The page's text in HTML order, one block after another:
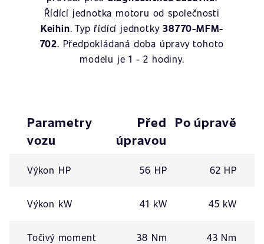
Řídící jednotka motoru od společnosti
Keihin. Typ řídící jednotky38770-MFM-
702. Předpokládaná doba úpravy tohoto
modelu je 1 - 2 hodiny.
Parametry
vozu
Před
úpravou
Po úpravě
Výkon HP 56 HP 62 HP
Výkon kW 41 kW 45 kW
Točivý moment
38 Nm 43 Nm